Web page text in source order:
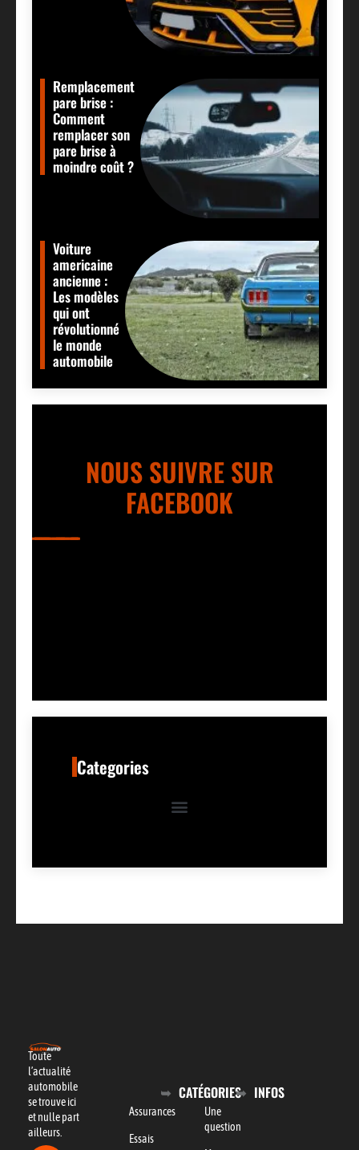
Remplacement
pare brise :
Comment
remplacer son
pare brise à
moindre coût ?
Voiture
americaine
ancienne :
Les modèles
qui ont
révolutionné
le monde
automobile
NOUS SUIVRE SUR
FACEBOOK
Categories
Toute
l’actualité
automobile
se trouve ici
et nulle part
ailleurs.
CATÉGORIES
Assurances
Essais
INFOS
Une
question